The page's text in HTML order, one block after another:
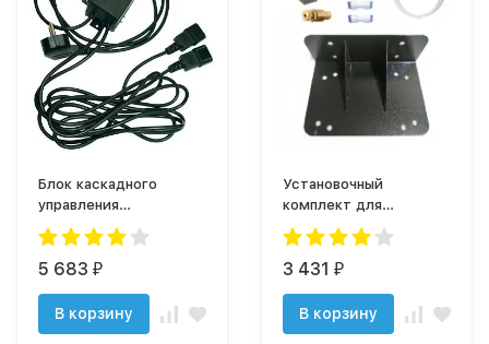
Блок каскадного
управления
компрессорами РЭ-ВК-
W (с проводом)
5 683 ₽
В корзину
Установочный
комплект для
компрессора JP-40C
(АР-900)
3 431 ₽
В корзину